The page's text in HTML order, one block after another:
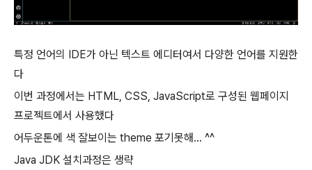
특정 언어의 IDE가 아닌 텍스트 에디터여서 다양한 언어를 지원한
다
이번 과정에서는 HTML, CSS, JavaScript로 구성된 웹페이지
프로젝트에서 사용했다
어두운톤에 색 잘보이는 theme 포기못해... ^^
Java JDK 설치과정은 생략